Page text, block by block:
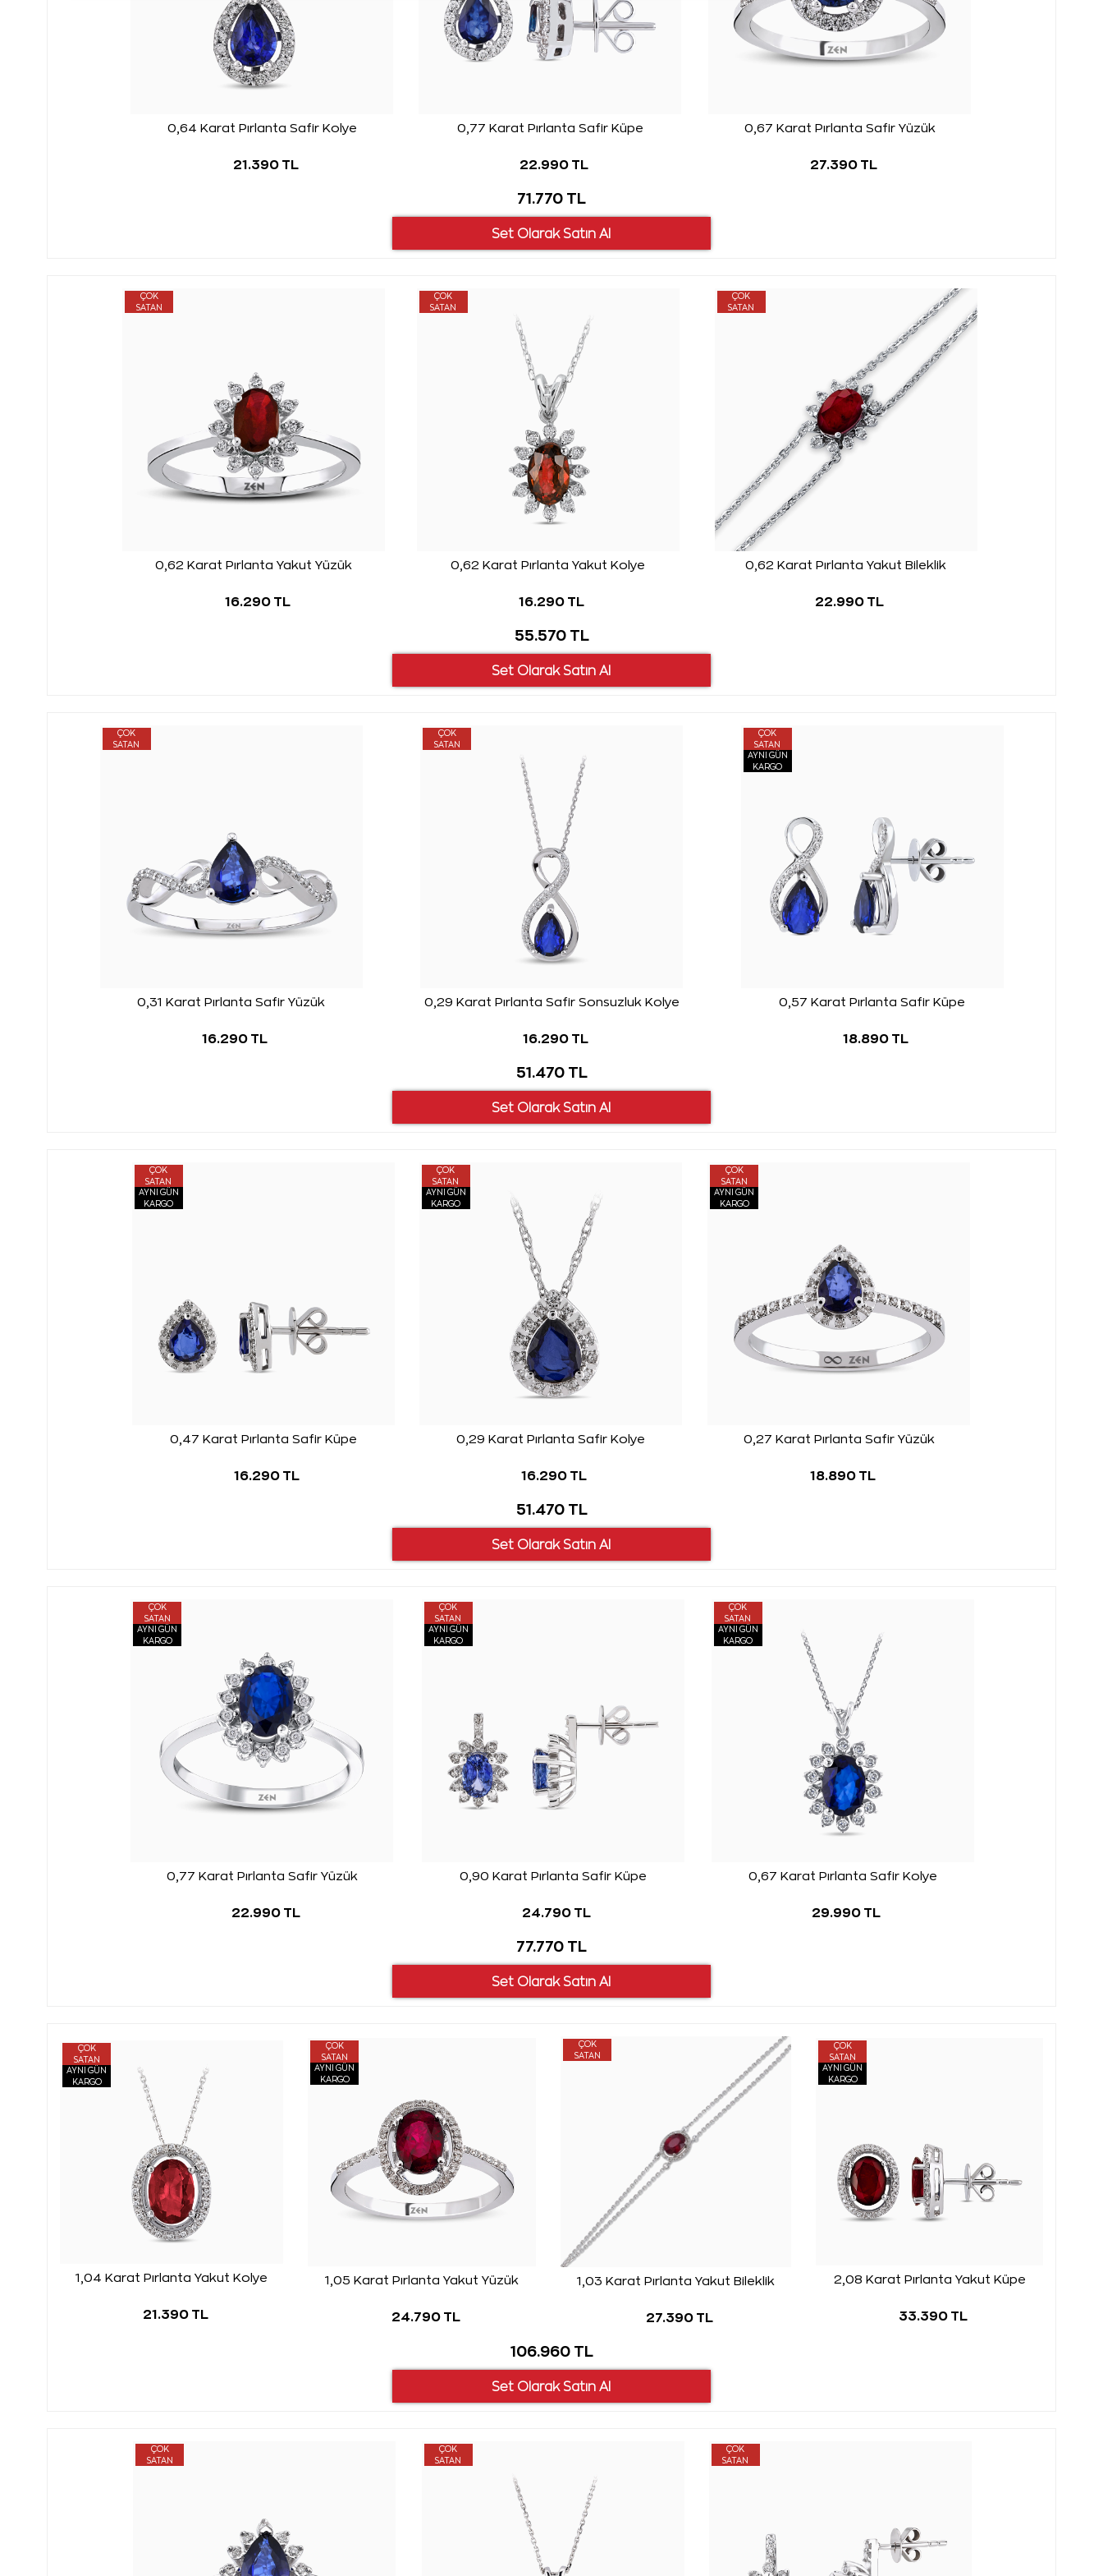
0,64 Karat Pırlanta Safir Kolye
21.390 TL
0,77 Karat Pırlanta Safir Küpe
22.990 TL
0,67 Karat Pırlanta Safir Yüzük
27.390 TL
71.770 TL
ÇOK
SATAN
0,62 Karat Pırlanta Yakut Yüzük
16.290 TL
ÇOK
SATAN
0,62 Karat Pırlanta Yakut Kolye
16.290 TL
ÇOK
SATAN
0,62 Karat Pırlanta Yakut Bileklik
22.990 TL
55.570 TL
ÇOK
SATAN
0,31 Karat Pırlanta Safir Yüzük
16.290 TL
ÇOK
SATAN
0,29 Karat Pırlanta Safir Sonsuzluk Kolye
16.290 TL
ÇOK
SATAN
AYNI GÜN
KARGO
0,57 Karat Pırlanta Safir Küpe
18.890 TL
51.470 TL
ÇOK
SATAN
AYNI GÜN
KARGO
0,47 Karat Pırlanta Safir Küpe
16.290 TL
ÇOK
SATAN
AYNI GÜN
KARGO
0,29 Karat Pırlanta Safir Kolye
16.290 TL
ÇOK
SATAN
AYNI GÜN
KARGO
0,27 Karat Pırlanta Safir Yüzük
18.890 TL
51.470 TL
ÇOK
SATAN
AYNI GÜN
KARGO
0,77 Karat Pırlanta Safir Yüzük
22.990 TL
ÇOK
SATAN
AYNI GÜN
KARGO
0,90 Karat Pırlanta Safir Küpe
24.790 TL
ÇOK
SATAN
AYNI GÜN
KARGO
0,67 Karat Pırlanta Safir Kolye
29.990 TL
77.770 TL
ÇOK
SATAN
AYNI GÜN
KARGO
1,04 Karat Pırlanta Yakut Kolye
21.390 TL
ÇOK
SATAN
AYNI GÜN
KARGO
1,05 Karat Pırlanta Yakut Yüzük
24.790 TL
ÇOK
SATAN
1,03 Karat Pırlanta Yakut Bileklik
27.390 TL
ÇOK
SATAN
AYNI GÜN
KARGO
2,08 Karat Pırlanta Yakut Küpe
33.390 TL
106.960 TL
ÇOK
SATAN
ÇOK
SATAN
ÇOK
SATAN